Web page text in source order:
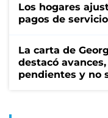
Los hogares
pagos de
La carta de
destacó
pendientes y no